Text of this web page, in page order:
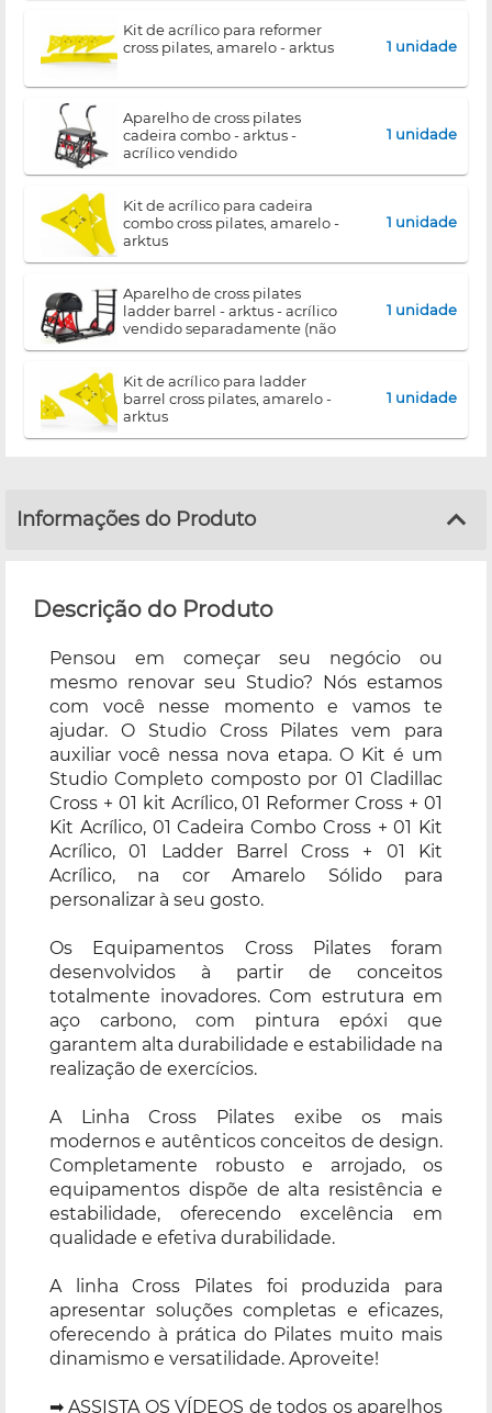
kit de acrílico para reformer
cross pilates, amarelo - arktus
1 unidade
aparelho de cross pilates
cadeira combo - arktus -
acrílico vendido
1 unidade
kit de acrílico para cadeira
combo cross pilates, amarelo -
arktus
1 unidade
aparelho de cross pilates
ladder barrel - arktus - acrílico
vendido separadamente (não
1 unidade
kit de acrílico para ladder
barrel cross pilates, amarelo -
arktus
1 unidade
Informações do Produto
Descrição do Produto
Pensou em começar seu negócio ou
mesmo renovar seu Studio? Nós estamos
com você nesse momento e vamos te
ajudar. O Studio Cross Pilates vem para
auxiliar você nessa nova etapa. O Kit é um
Studio Completo composto por 01 Cladillac
Cross + 01 kit Acrílico, 01 Reformer Cross + 01
Kit Acrílico, 01 Cadeira Combo Cross + 01 Kit
Acrílico, 01 Ladder Barrel Cross + 01 Kit
Acrílico, na cor Amarelo Sólido para
personalizar à seu gosto.
Os Equipamentos Cross Pilates foram
desenvolvidos à partir de conceitos
totalmente inovadores. Com estrutura em
aço carbono, com pintura epóxi que
garantem alta durabilidade e estabilidade na
realização de exercícios.
A Linha Cross Pilates exibe os mais
modernos e autênticos conceitos de design.
Completamente robusto e arrojado, os
equipamentos dispõe de alta resistência e
estabilidade, oferecendo excelência em
qualidade e efetiva durabilidade.
A linha Cross Pilates foi produzida para
apresentar soluções completas e eficazes,
oferecendo à prática do Pilates muito mais
dinamismo e versatilidade. Aproveite!
➡ ASSISTA OS VÍDEOS de todos os aparelhos